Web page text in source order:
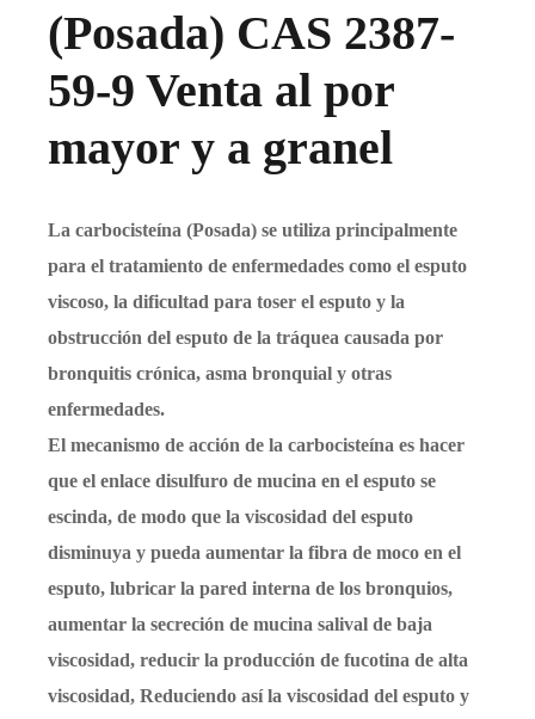
(Posada) CAS 2387-
59-9 Venta al por
mayor y a granel
La carbocisteína (Posada) se utiliza principalmente
para el tratamiento de enfermedades como el esputo
viscoso, la dificultad para toser el esputo y la
obstrucción del esputo de la tráquea causada por
bronquitis crónica, asma bronquial y otras
enfermedades.
El mecanismo de acción de la carbocisteína es hacer
que el enlace disulfuro de mucina en el esputo se
escinda, de modo que la viscosidad del esputo
disminuya y pueda aumentar la fibra de moco en el
esputo, lubricar la pared interna de los bronquios,
aumentar la secreción de mucina salival de baja
viscosidad, reducir la producción de fucotina de alta
viscosidad, Reduciendo así la viscosidad del esputo y